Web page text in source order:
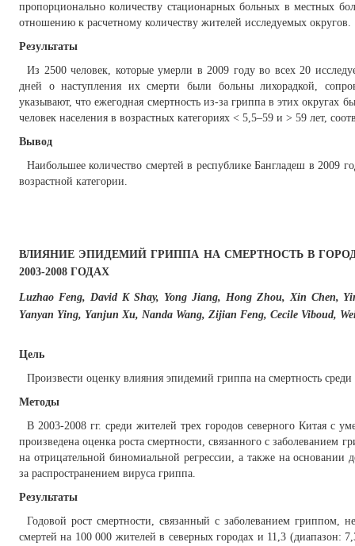
пропорционально количеству стационарных больных в местных
отношению к расчетному количеству жителей исследуемых округов.
Результаты
Из 2500 человек, которые умерли в 2009 году во всех 20
дней о наступления их смерти были больны лихорадкой,
указывают, что ежегодная смертность из-за гриппа в этих округах
человек населения в возрастных категориях < 5,5–59 и > 59 лет,
Вывод
Наибольшее количество смертей в республике Бангладеш в 2009
возрастной категории.
ВЛИЯНИЕ ЭПИДЕМИЙ ГРИППА НА СМЕРТНОСТЬ В
2003-2008 ГОДАХ
Luzhao Feng, David K Shay, Yong Jiang, Hong Zhou, Xin Chen,
Yanyan Ying, Yanjun Xu, Nanda Wang, Zijian Feng, Cecile Viboud,
Цель
Произвести оценку влияния эпидемий гриппа на смертность среди
Методы
В 2003-2008 гг. среди жителей трех городов северного Китая с
произведена оценка роста смертности, связанного с
на отрицательной биномиальной регрессии, а также на основании
за распространением вируса гриппа.
Результаты
Годовой рост смертности, связанный с заболеванием гриппом,
смертей на 100 000 жителей в северных городах и 11,3 (диапазон: